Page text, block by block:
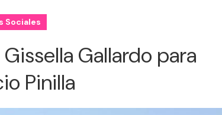
Sociales
Gallardo para
Pinilla